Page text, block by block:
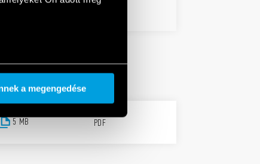
a megengedése
5 MB PDF